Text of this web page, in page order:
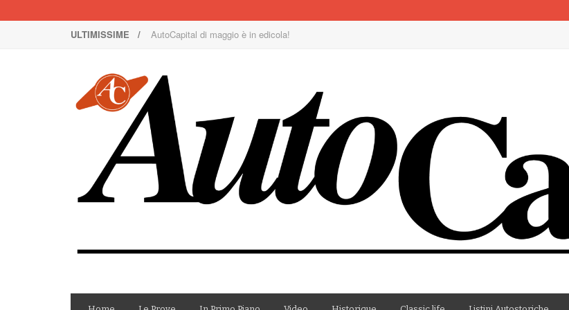
ULTIMISSIME / Nuova Nissan Leaf
Il Concorso Villa d’Este è ai nastri di partenza
I SUV Premium Omoda & Jaecoo
Il ritorno della Lancia nei rally
AutoCapital di marzo è in edicola!
AutoCapital di giugno è in edicola!
E Luce sia!